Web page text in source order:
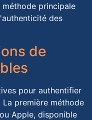
principale
des
de
pour authentifier
première méthode
Apple, disponible